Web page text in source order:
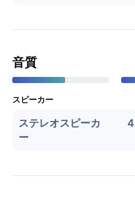
音質
スピーカー
ステレオスピーカ
ー